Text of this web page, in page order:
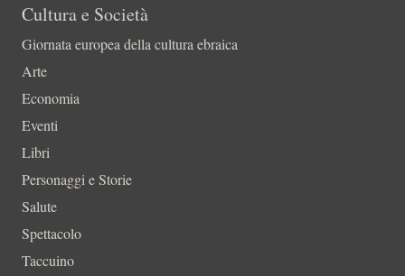
Cultura e Società
Giornata europea della cultura ebraica
Arte
Economia
Eventi
Libri
Personaggi e Storie
Salute
Spettacolo
Taccuino